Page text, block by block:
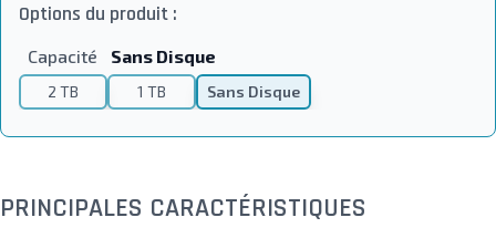
Options du produit :
Capacité Sans Disque
2 TB 1 TB Sans Disque
PRINCIPALES CARACTÉRISTIQUES